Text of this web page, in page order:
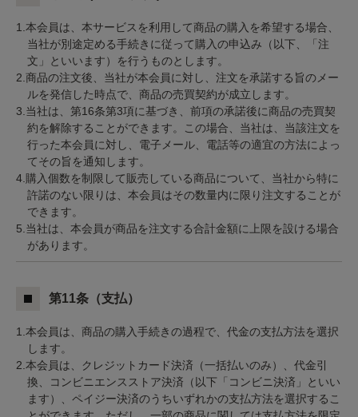
1.本会員は、本サービスを利用して商品の購入を希望する場合、
当社が別途定める手続きに従って購入の申込み（以下、「注
文」といいます）を行うものとします。
2.商品の注文後、当社が本会員に対し、注文を承諾する旨のメー
ルを発信した時点で、商品の売買契約が成立します。
3.当社は、第16条第3項に基づき、前項の承諾後に商品の売買契
約を解除することができます。この場合、当社は、当該注文を
行った本会員に対し、電子メール、電話等の適宜の方法によっ
てその旨を通知します。
4.購入個数を制限して販売している商品について、当社から特に
許諾のない限りは、本会員はその数量内に限り注文することが
できます。
5.当社は、本会員が商品を注文する合計金額に上限を設ける場合
があります。
第11条（支払）
1.本会員は、商品の購入手続きの過程で、代金の支払方法を選択
します。
2.本会員は、クレジットカード決済（一括払いのみ）、代金引
換、コンビニエンスストア決済（以下「コンビニ決済」といい
ます）、ペイジー決済のうちいずれかの支払方法を選択するこ